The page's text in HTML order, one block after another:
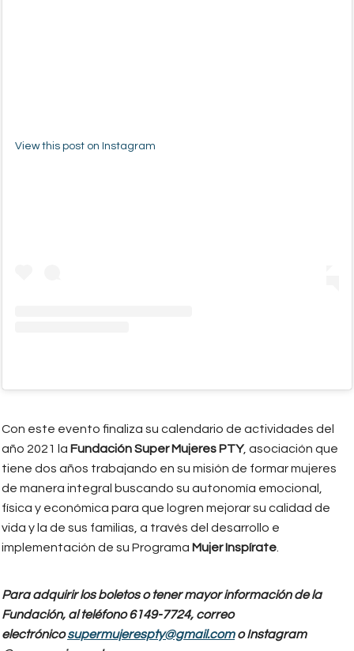
View this post on Instagram
Con este evento finaliza su calendario de actividades del
año 2021 la Fundación Super Mujeres PTY, asociación que
tiene dos años trabajando en su misión de formar mujeres
de manera integral buscando su autonomía emocional,
física y económica para que logren mejorar su calidad de
vida y la de sus familias, a través del desarrollo e
implementación de su Programa Mujer Inspírate.
Para adquirir los boletos o tener mayor información de la
Fundación, al teléfono 6149-7724, correo
electrónicosupermujerespty@gmail.como Instagram